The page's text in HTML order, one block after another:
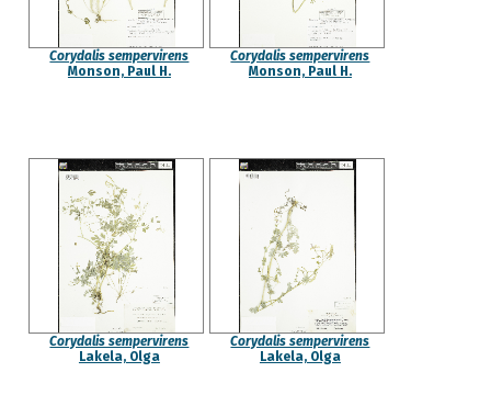
Corydalis sempervirens
Monson, Paul H.
Corydalis sempervirens
Monson, Paul H.
Corydalis sempervirens
Lakela, Olga
Corydalis sempervirens
Lakela, Olga